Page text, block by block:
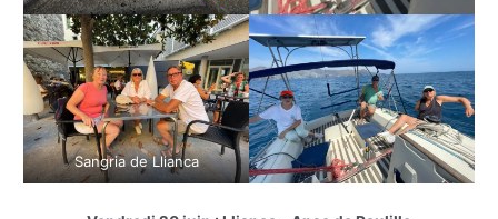
Sangria de Llianca